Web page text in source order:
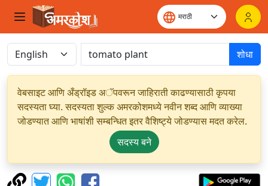
शोधा
वेबसाइट आणि अँड्रॉइड अॅपवरून जाहिराती काढण्यासाठी कृपया
सदस्यता घ्या. सदस्यता शुल्क अमरकोशमध्ये नवीन शब्द आणि व्याख्या
जोडण्यात आणि भाषांशी सम्बन्धित इतर वैशिष्ट्ये जोडण्यास मदत करेल.
सदस्य बने